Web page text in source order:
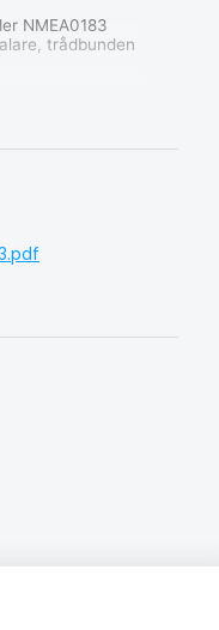
NMEA0183
trådbunden